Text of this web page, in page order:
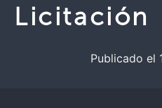
Licitación
Publicado el